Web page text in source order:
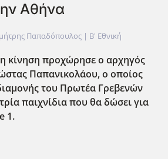
Αθήνα
Παπαδόπουλος | Β' Εθνική
κίνηση προχώρησε ο αρχηγός
Παπανικολάου, ο οποίος
του Πρωτέα Γρεβενών
παιχνίδια που θα δώσει για
1.